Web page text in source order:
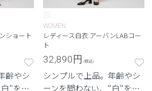
ショート
齢やシ
"を追
WOMEN
レディース白衣:アーバンLABコー
ト
32,890円 (税込)
シンプルで上品。年齢やシ
ーンを問わない、"白"を追